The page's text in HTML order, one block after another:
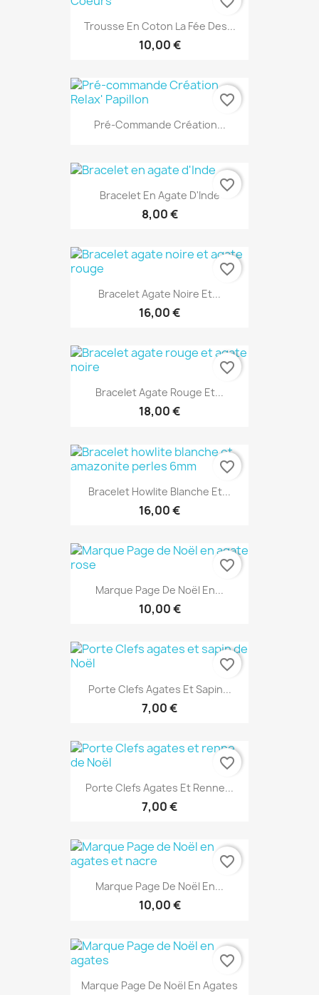
Trousse En Coton La Fée Des...
10,00 €
Pré-Commande Création...
favorite_border
Bracelet En Agate D'Inde
8,00 €
favorite_border
Bracelet Agate Noire Et...
16,00 €
favorite_border
Bracelet Agate Rouge Et...
18,00 €
favorite_border
Bracelet Howlite Blanche Et...
16,00 €
favorite_border
Marque Page De Noël En...
10,00 €
favorite_border
Porte Clefs Agates Et Sapin...
7,00 €
favorite_border
Porte Clefs Agates Et Renne...
7,00 €
favorite_border
Marque Page De Noël En...
10,00 €
favorite_border
Marque Page De Noël En Agates
favorite_border